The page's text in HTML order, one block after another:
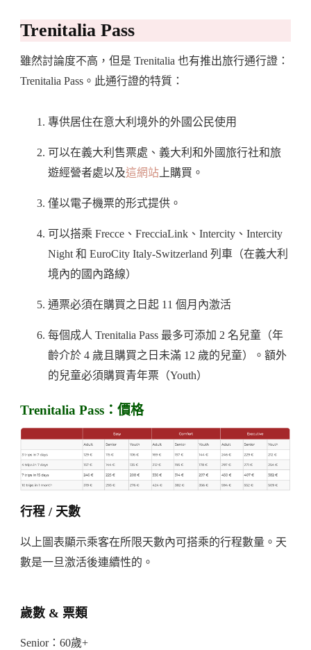
Trenitalia Pass
雖然討論度不高，但是 Trenitalia 也有推出旅行通行證：
Trenitalia Pass。此通行證的特質：
專供居住在意大利境外的外國公民使用
可以在義大利售票處、義大利和外國旅行社和旅
遊經營者處以及這網站 上購買。
僅以電子機票的形式提供。
可以搭乘 Frecce、FrecciaLink、Intercity、Intercity
Night 和 EuroCity Italy-Switzerland 列車（在義大利
境內的國內路線）
通票必須在購買之日起 11 個月內激活
每個成人 Trenitalia Pass 最多可添加 2 名兒童（年
齡介於 4 歲且購買之日未滿 12 歲的兒童）。額外
的兒童必須購買青年票（Youth）
Trenitalia Pass：價格
行程 / 天數
以上圖表顯示乘客在所限天數內可搭乘的行程數量。天
數是一旦激活後連續性的。
歲數 & 票類
Senior：60歲+